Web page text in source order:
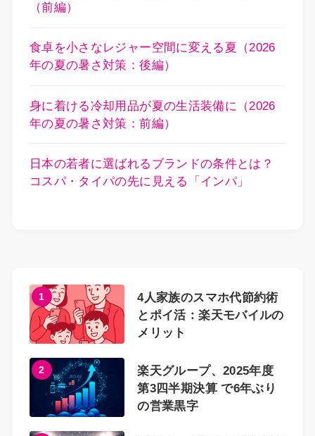
（前編）
食卓を小さなレジャー空間に変える夏（2026
年の夏の暑さ対策：後編）
身に着ける冷却用品が夏の生活装備に（2026
年の夏の暑さ対策：前編）
日本の若者に選ばれるブランドの条件とは？
コスパ・タイパの先に見える「インパ」
1
4人家族のスマホ代節約術
とポイ活：楽天モバイルの
メリット
2
楽天グループ、2025年度
第3四半期決算 で6年ぶり
の営業黒字